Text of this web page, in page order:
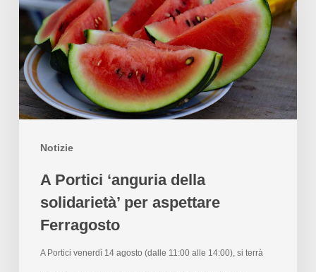
Notizie
A Portici ‘anguria della
solidarietà’ per aspettare
Ferragosto
A Portici venerdì 14 agosto (dalle 11:00 alle 14:00), si terrà